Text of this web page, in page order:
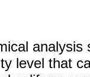
level that